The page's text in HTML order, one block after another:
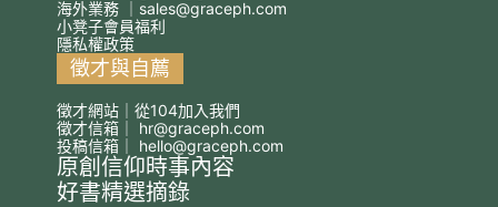
海外業務 ｜ sales@graceph.com
小凳子會員福利
隱私權政策
徵才與自薦
徵才網站｜從104加入我們
徵才信箱｜ hr@graceph.com
投稿信箱｜ hello@graceph.com
原創信仰時事內容
好書精選摘錄